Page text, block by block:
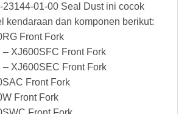
23144-01-00 Seal Dust ini cocok
kendaraan dan komponen berikut:
Front Fork
– XJ600SFC Front Fork
– XJ600SEC Front Fork
Front Fork
Front Fork